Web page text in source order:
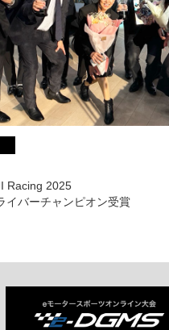
Racing 2025
イバーチャンピオン受賞